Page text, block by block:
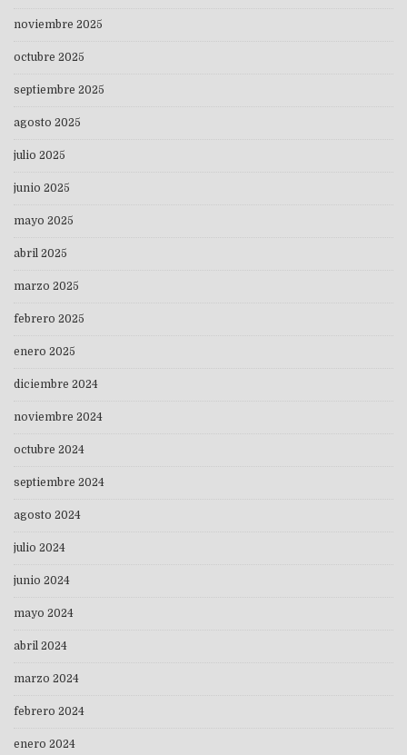
noviembre 2025
octubre 2025
septiembre 2025
agosto 2025
julio 2025
junio 2025
mayo 2025
abril 2025
marzo 2025
febrero 2025
enero 2025
diciembre 2024
noviembre 2024
octubre 2024
septiembre 2024
agosto 2024
julio 2024
junio 2024
mayo 2024
abril 2024
marzo 2024
febrero 2024
enero 2024